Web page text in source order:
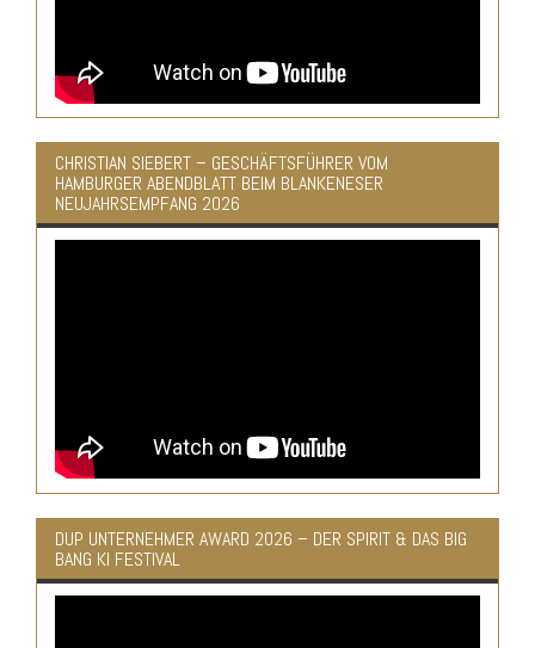
CHRISTIAN SIEBERT – GESCHÄFTSFÜHRER VOM
HAMBURGER ABENDBLATT BEIM BLANKENESER
NEUJAHRSEMPFANG 2026
DUP UNTERNEHMER AWARD 2026 – DER SPIRIT & DAS BIG
BANG KI FESTIVAL